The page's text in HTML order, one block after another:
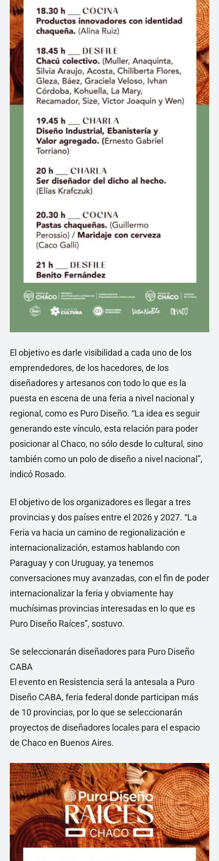
El objetivo es darle visibilidad a cada uno de los
emprendedores, de los hacedores, de los
diseñadores y artesanos con todo lo que es la
puesta en escena de una feria a nivel nacional y
regional, como es Puro Diseño. “La idea es seguir
generando este vínculo, esta relación para poder
posicionar al Chaco, no sólo desde lo cultural, sino
también como un polo de diseño a nivel nacional”,
indicó Rosado.
El objetivo de los organizadores es llegar a tres
provincias y dos países entre el 2026 y 2027. “La
Feria va hacia un camino de regionalización e
internacionalización, estamos hablando con
Paraguay y con Uruguay, ya tenemos
conversaciones muy avanzadas, con el fin de poder
internacionalizar la feria y obviamente hay
muchísimas provincias interesadas en lo que es
Puro Diseño Raíces”, sostuvo.
Se seleccionarán diseñadores para Puro Diseño
CABA
El evento en Resistencia será la antesala a Puro
Diseño CABA, feria federal donde participan más
de 10 provincias, por lo que se seleccionarán
proyectos de diseñadores locales para el espacio
de Chaco en Buenos Aires.